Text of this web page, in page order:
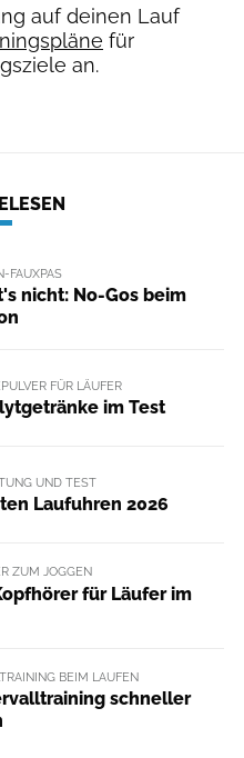
auf deinen Lauf
für
an.
FAUXPAS
nicht: No-Gos beim
FÜR LÄUFER
im Test
UND TEST
Laufuhren 2026
ZUM JOGGEN
für Läufer im
BEIM LAUFEN
schneller